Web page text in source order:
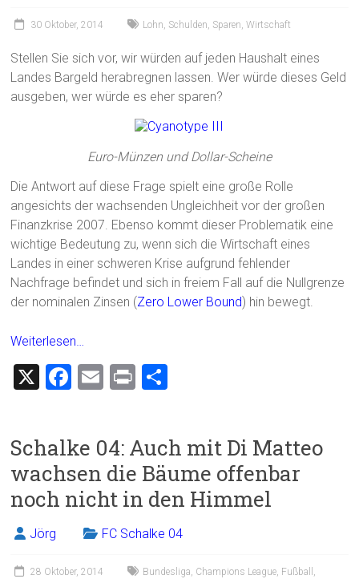
30 Oktober, 2014 Lohn, Schulden, Sparen,Wirtschaft
Stellen Sie sich vor, wir würden auf jeden Haushalt eines
Landes Bargeld herabregnen lassen. Wer würde dieses Geld
ausgeben, wer würde es eher sparen?
Euro-Münzen und Dollar-Scheine
Die Antwort auf diese Frage spielt eine große Rolle
angesichts der wachsenden Ungleichheit vor der großen
Finanzkrise 2007. Ebenso kommt dieser Problematik eine
wichtige Bedeutung zu, wenn sich die Wirtschaft eines
Landes in einer schweren Krise aufgrund fehlender
Nachfrage befindet und sich in freiem Fall auf die Nullgrenze
der nominalen Zinsen (Zero Lower Bound) hin bewegt.
Weiterlesen…
X
F
b
o
ok
E
l
Pr
n
Schalke 04: Auch mit Di Matteo
wachsen die Bäume offenbar
noch nicht in den Himmel
Jörg FC Schalke 04
28 Oktober, 2014 Bundesliga, Champions League, Fußball ,